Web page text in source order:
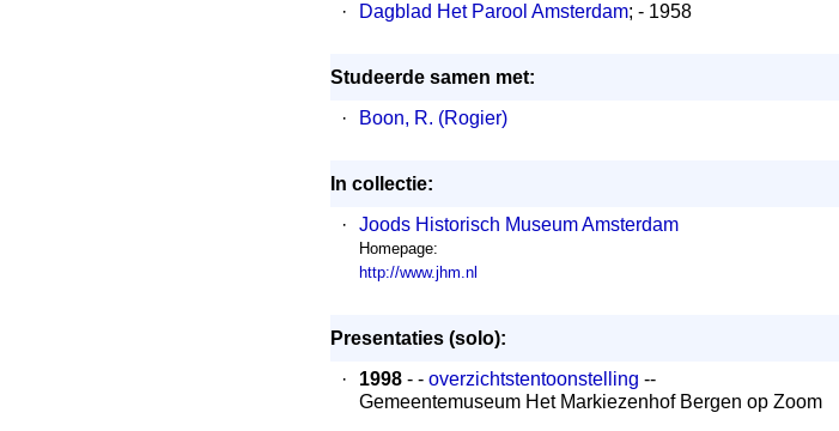
·
Dagblad Het Parool Amsterdam; - 1958
Studeerde samen met:
·
Boon, R. (Rogier)
In collectie:
·
Joods Historisch Museum Amsterdam
Homepage:
http://www.jhm.nl
Presentaties (solo):
·
1998 - - overzichtstentoonstelling --
Gemeentemuseum Het Markiezenhof Bergen op Zoom